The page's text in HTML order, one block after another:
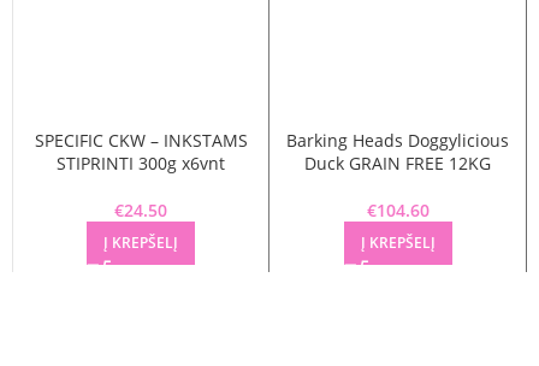
SPECIFIC CKW – INKSTAMS
STIPRINTI 300g x6vnt
€24.50
Į KREPŠELĮ
Barking Heads Doggylicious
Duck GRAIN FREE 12KG
€104.60
Į KREPŠELĮ